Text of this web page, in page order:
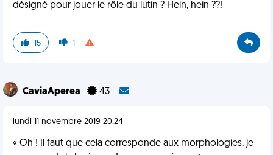
désigné pour jouer le rôle du lutin ? Hein, hein ??!
15 1
CaviaAperea 43
lundi 11 novembre 2019 20:24
« Oh ! Il faut que cela corresponde aux morphologies, je